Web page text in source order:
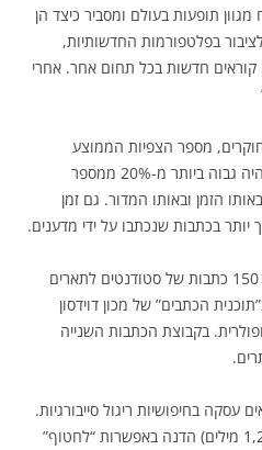
תופעות בעולם ומסביר כיצד הן
בפלטפורמות החדשותיות,
קוראים חדשות בכל תחום אחר. אחרי
מספר הצפיות הממוצע
בכתבות של מדענים באתר Ynet היה גבוה ביותר מ-20% ממספר
הזמן ובאותו המדור. גם זמן
בכתבות שנכתבו על ידי מדענים.
בקבוצת הכתבות הראשונה נכללו 150 כתבות של סטודנטים לתארים
הכתבים” של מכון דוידסון
בקבוצת הכתבות השנייה
בחיפושיות ריגול סייבורגיות.
מדובר בכתבה ארוכה למדי (כ-1,200 מילים) הדנה באפשרות “לחטוף”